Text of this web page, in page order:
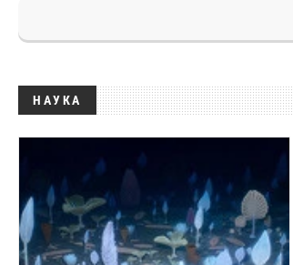
НАУКА